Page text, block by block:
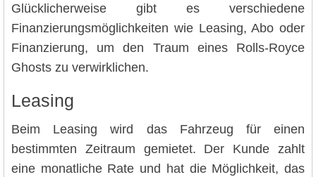
Glücklicherweise gibt es verschiedene
Finanzierungsmöglichkeiten wie Leasing, Abo oder
Finanzierung, um den Traum eines Rolls-Royce
Ghosts zu verwirklichen.
Leasing
Beim Leasing wird das Fahrzeug für einen
bestimmten Zeitraum gemietet. Der Kunde zahlt
eine monatliche Rate und hat die Möglichkeit, das